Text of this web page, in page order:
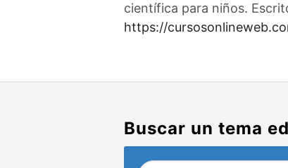
científica para niños.
https://
Buscar un tema